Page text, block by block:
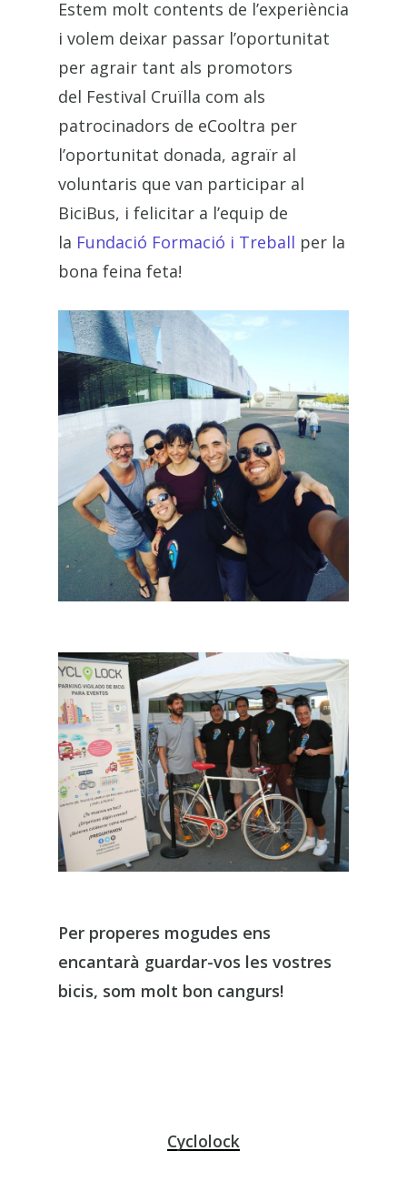
Estem molt contents de l’experiència
i volem deixar passar l’oportunitat
per agrair tant als promotors
del Festival Cruïlla com als
patrocinadors de eCooltra per
l’oportunitat donada, agraïr al
voluntaris que van participar al
BiciBus, i felicitar a l’equip de
la Fundació Formació i Treball per la
bona feina feta!
Per properes mogudes ens
encantarà guardar-vos les vostres
bicis, som molt bon cangurs!
Cyclolock